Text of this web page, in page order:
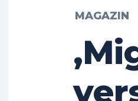
MAGAZIN